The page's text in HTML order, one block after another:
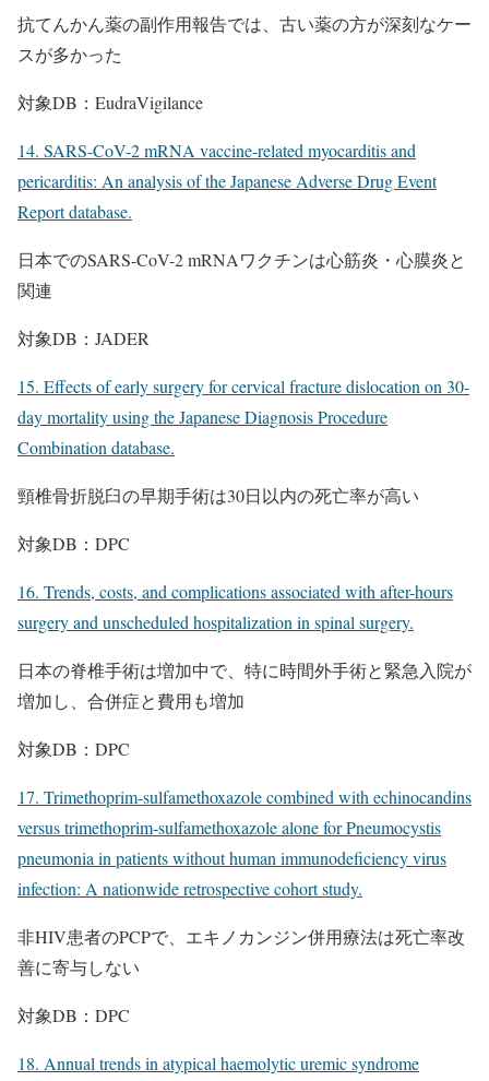
抗てんかん薬の副作用報告では、古い薬の方が深刻なケー
スが多かった
対象DB：EudraVigilance
14. SARS-CoV-2 mRNA vaccine-related myocarditis and
pericarditis: An analysis of the Japanese Adverse Drug Event
Report database.
日本でのSARS-CoV-2 mRNAワクチンは心筋炎・心膜炎と
関連
対象DB：JADER
15. Effects of early surgery for cervical fracture dislocation on 30-
day mortality using the Japanese Diagnosis Procedure
Combination database.
頸椎骨折脱臼の早期手術は30日以内の死亡率が高い
対象DB：DPC
16. Trends, costs, and complications associated with after-hours
surgery and unscheduled hospitalization in spinal surgery.
日本の脊椎手術は増加中で、特に時間外手術と緊急入院が
増加し、合併症と費用も増加
対象DB：DPC
17. Trimethoprim-sulfamethoxazole combined with echinocandins
versus trimethoprim-sulfamethoxazole alone for Pneumocystis
pneumonia in patients without human immunodeficiency virus
infection: A nationwide retrospective cohort study.
非HIV患者のPCPで、エキノカンジン併用療法は死亡率改
善に寄与しない
対象DB：DPC
18. Annual trends in atypical haemolytic uremic syndrome